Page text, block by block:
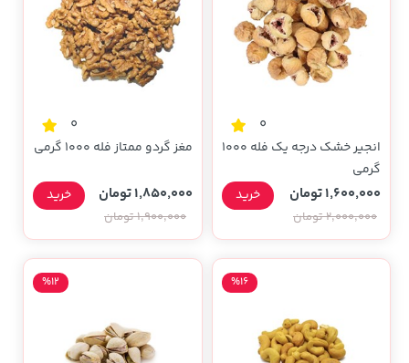
0
انجیر خشک درجه یک فله 1000
گرمی
1,600,000 تومان
2,000,000 تومان
خرید
0
مغز گردو ممتاز فله 1000 گرمی
1,850,000 تومان
1,900,000 تومان
خرید
%16
%12